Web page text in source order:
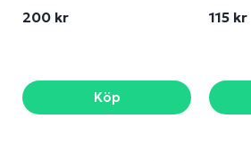
200 kr
Köp
115 kr